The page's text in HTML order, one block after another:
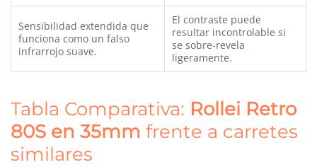
Sensibilidad extendida que
funciona como un falso
infrarrojo suave.
El contraste puede
resultar incontrolable si
se sobre-revela
ligeramente.
Tabla Comparativa: Rollei Retro
80S en 35mm frente a carretes
similares